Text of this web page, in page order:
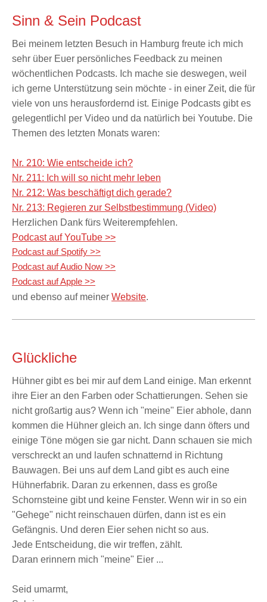
Sinn & Sein Podcast
Bei meinem letzten Besuch in Hamburg freute ich mich
sehr über Euer persönliches Feedback zu meinen
wöchentlichen Podcasts. Ich mache sie deswegen, weil
ich gerne Unterstützung sein möchte - in einer Zeit, die für
viele von uns herausfordernd ist. Einige Podcasts gibt es
gelegentlichl per Video und da natürlich bei Youtube. Die
Themen des letzten Monats waren:
Nr. 210: Wie entscheide ich?
Nr. 211: Ich will so nicht mehr leben
Nr. 212: Was beschäftigt dich gerade?
Nr. 213: Regieren zur Selbstbestimmung (Video)
Herzlichen Dank fürs Weiterempfehlen.
Podcast auf YouTube >>
Podcast auf Spotify >>
Podcast auf Audio Now >>
Podcast auf Apple >>
und ebenso auf meiner Website.
Glückliche
Hühner gibt es bei mir auf dem Land einige. Man erkennt
ihre Eier an den Farben oder Schattierungen. Sehen sie
nicht großartig aus? Wenn ich "meine" Eier abhole, dann
kommen die Hühner gleich an. Ich singe dann öfters und
einige Töne mögen sie gar nicht. Dann schauen sie mich
verschreckt an und laufen schnatternd in Richtung
Bauwagen. Bei uns auf dem Land gibt es auch eine
Hühnerfabrik. Daran zu erkennen, dass es große
Schornsteine gibt und keine Fenster. Wenn wir in so ein
"Gehege" nicht reinschauen dürfen, dann ist es ein
Gefängnis. Und deren Eier sehen nicht so aus.
Jede Entscheidung, die wir treffen, zählt.
Daran erinnern mich "meine" Eier ...
Seid umarmt,